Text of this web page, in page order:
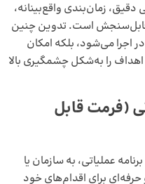
زمان‌بندی واقع‌بینانه،
است. تدوین چنین
اجرا می‌شود، بلکه امکان
را به‌شکل چشمگیری بالا
(فرمت قابل
عملیاتی، به سازمان یا
برای اقدام‌های خود